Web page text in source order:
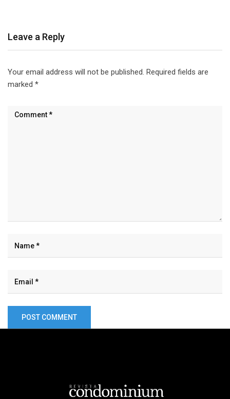
Leave a Reply
Your email address will not be published. Required fields are
marked *